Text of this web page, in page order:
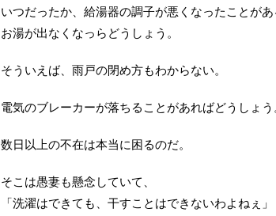
いつだったか、給湯器の調子が悪くなったことが
お湯が出なくなっらどうしょう。
そういえば、雨戸の閉め方もわからない。
電気のブレーカーが落ちることがあればどうしょう
数日以上の不在は本当に困るのだ。
そこは愚妻も懸念していて、
「洗濯はできても、干すことはできないわよねぇ」